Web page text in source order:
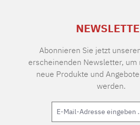
Abonnieren Sie jetzt
erscheinenden Newsletter, um
neue Produkte und
werden.